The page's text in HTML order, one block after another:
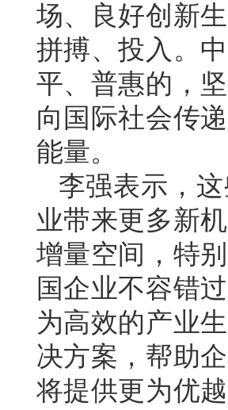
场、良好创新
拼搏、投入。
平、普惠的，
向国际社会传
能量。
李强表示，
业带来更多新
增量空间，特
国企业不容错
为高效的产业
决方案，帮助
将提供更为优